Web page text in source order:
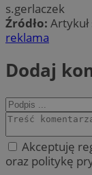
s.gerlaczek
Źródło:
reklama
Dodaj
Akceptuję
oraz politykę